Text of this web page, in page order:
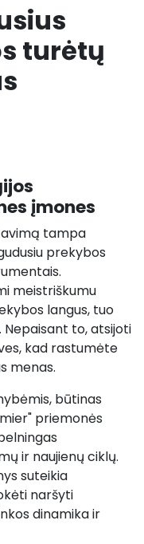
turėtų
įmones
tampa
prekybos
meistriškumu
langus, tuo
to, atsijoti
kad rastumėte
menas.
būtinas
priemonės
ir naujienų ciklų.
suteikia
naršyti
dinamika ir